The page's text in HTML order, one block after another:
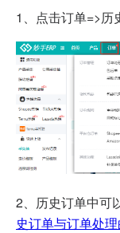
1、点击订单=>历
2、历史订单中可
史订单与订单处